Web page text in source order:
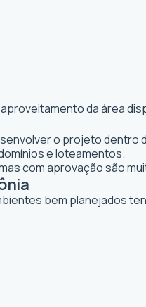
da área
o projeto dentro
e loteamentos.
com aprovação são
bem planejados